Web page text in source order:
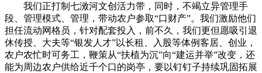
我们正打制七滧河文创活力带，同时，不竭立异管理手
段、管理模式、管理，带动农户参取“口财产”。我们激励他们
担任流动网格员，针对配套投入，前不久，我们更但愿吸引退
休传授、大夫等“银发人才”以长租、入股等体例客居、创业，
农户农忙时可务工，鞭策从“扶植为沉”向“建运并举”改变，还
能为周边农户供给近千个口的岗亭，要以钉钉子持续巩固拓展